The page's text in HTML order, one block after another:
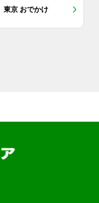
東京 おでかけ